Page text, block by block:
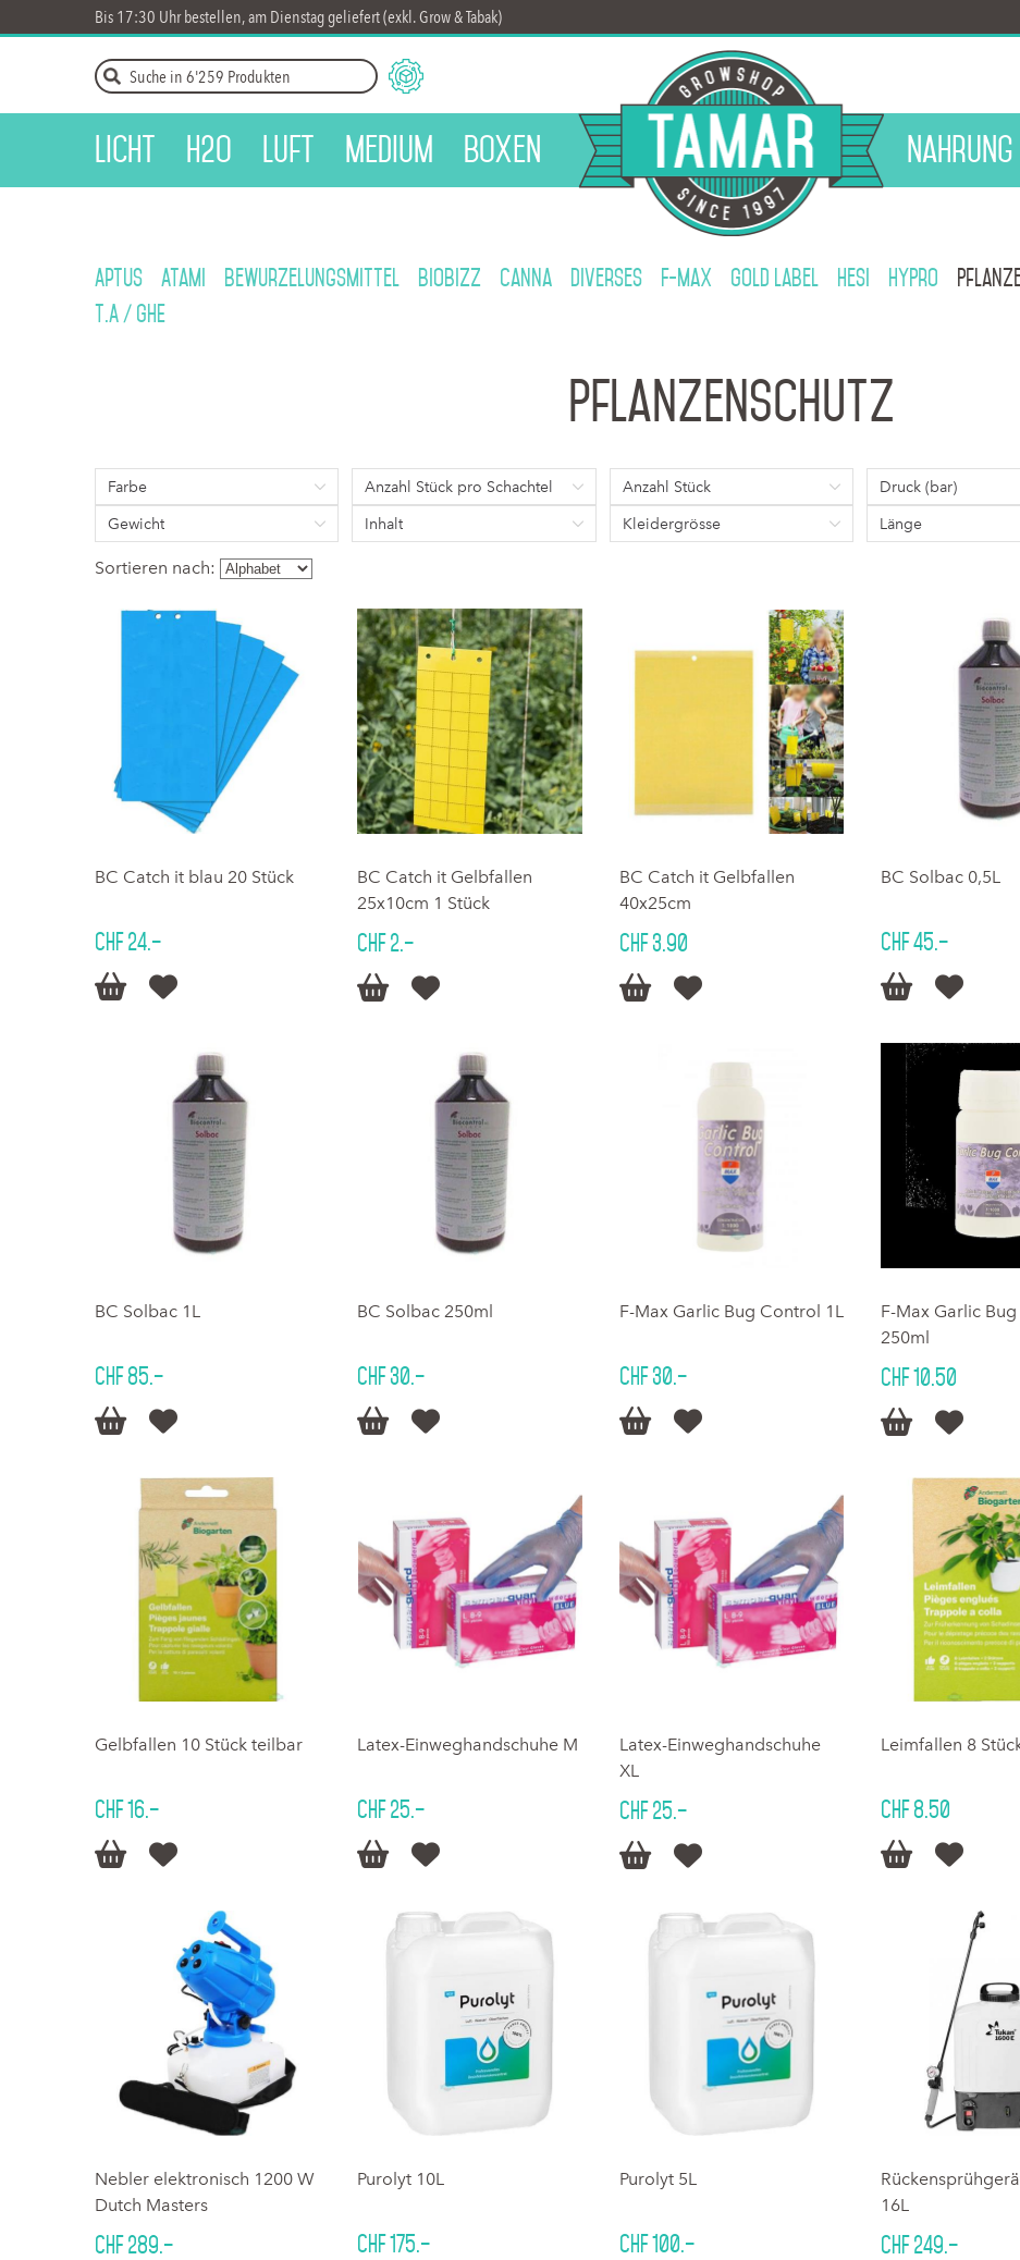
Bis 17:30 Uhr bestellen, am Dienstag geliefert (exkl. Grow & Tabak)
Licht H2O Luft Medium Boxen Nahrung
Aptus Atami Bewurzelungsmittel BioBizz Canna Diverses F-Max Gold Label Hesi HyPro
T.A / GHE
Pflanzenschutz
Farbe Anzahl Stück pro Schachtel Anzahl Stück Druck (bar)
Gewicht
Inhalt Kleidergrösse Länge
Sortieren nach:
BC Catch it blau 20 Stück
CHF 24.–
 
BC Catch it Gelbfallen
25x10cm 1 Stück
CHF 2.–
 
BC Catch it Gelbfallen
40x25cm
CHF 3.90
 
BC Solbac 0,5L
CHF 45.–
 
BC Solbac 1L
CHF 85.–
 
BC Solbac 250ml
CHF 30.–
 
F-Max Garlic Bug Control 1L
CHF 30.–
 
F-Max Garlic
250ml
CHF 10.50
 
Gelbfallen 10 Stück teilbar
CHF 16.–
 
Latex-Einweghandschuhe M
CHF 25.–
 
Latex-Einweghandschuhe
XL
CHF 25.–
 
Leimfallen 8
CHF 8.50
 
Nebler elektronisch 1200 W
Dutch Masters
CHF 289.–
Purolyt 10L
CHF 175.–
Purolyt 5L
CHF 100.–
16L
CHF 249.–